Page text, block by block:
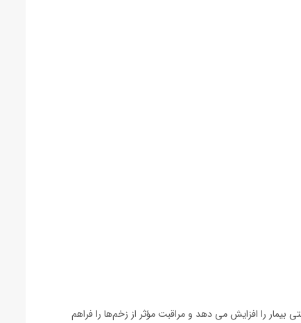
بالا، راحتی بیمار را افزایش می دهد و مراقبت مؤثر از زخم‌ها را فراهم